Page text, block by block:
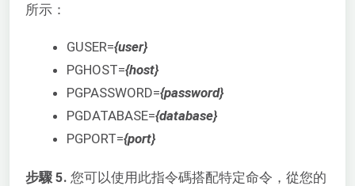
所示：
GUSER={user}
PGHOST={host}
PGPASSWORD={password}
PGDATABASE={database}
PGPORT={port}
步驟 5. 您可以使用此指令碼搭配特定命令，從您的